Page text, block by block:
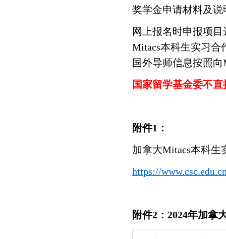
奖学金申请材料及
网上报名时申报项
Mitacs本科生实习合
国外导师信息按照
国家留学基金委不
附件1：
加拿大Mitacs本科生
https://
附件2：2024年加拿